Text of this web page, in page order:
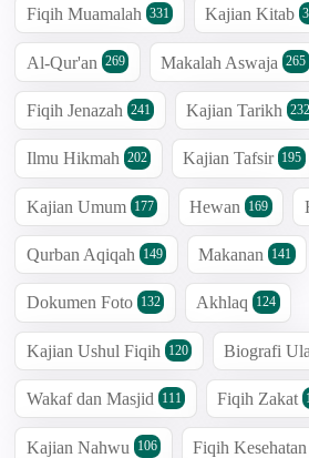
Fiqih Muamalah 331 Kajian Kitab
Al-Qur'an 269 Makalah Aswaja 265
Fiqih Jenazah 241 Kajian Tarikh 232
Ilmu Hikmah 202 Kajian Tafsir 195
Kajian Umum 177 Hewan 169
Qurban Aqiqah 149 Makanan 141
Dokumen Foto 132 Akhlaq 124
Kajian Ushul Fiqih 120 Biografi
Wakaf dan Masjid 111 Fiqih Zakat
Kajian Nahwu 106 Fiqih